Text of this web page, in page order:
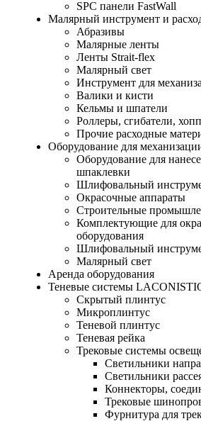
SPC панели FastWall
Малярный инструмент и
Абразивы
Малярные ленты
Ленты Strait-flex
Малярный свет
Инструмент для
Валики и кисти
Кельмы и шпатели
Роллеры, сгибатели,
Прочие расходные
Оборудование для
Оборудование для
шпаклевки
Шлифовальный
Окрасочные аппараты
Строительные
Комплектующие для
оборудования
Шлифовальный
Малярный свет
Аренда оборудования
Теневые системы
Скрытый плинтус
Микроплинтус
Теневой плинтус
Теневая рейка
Трековые системы
Светильники
Светильники
Коннекторы,
Трековые
Фурнитура для